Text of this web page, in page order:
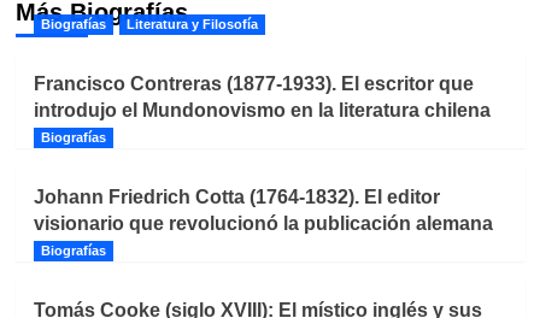
Más Biografías
Biografías Literatura y Filosofía
Francisco Contreras (1877-1933). El escritor que
introdujo el Mundonovismo en la literatura chilena
Biografías
Johann Friedrich Cotta (1764-1832). El editor
visionario que revolucionó la publicación alemana
Biografías
Tomás Cooke (siglo XVIII): El místico inglés y sus